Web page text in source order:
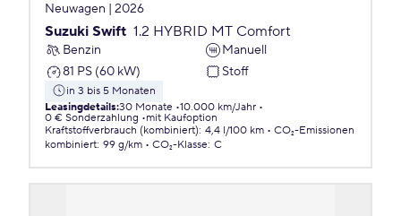
Neuwagen | 2026
Suzuki Swift 1.2 HYBRID MT Comfort
Benzin
Manuell
81 PS (60 kW)
Stoff
in 3 bis 5 Monaten
Leasingdetails:30 Monate 10.000 km/Jahr
0 € Sonderzahlung
mit Kaufoption
Kraftstoffverbrauch (kombiniert): 4,4 l/100 km
CO₂-Emissionen
kombiniert: 99 g/km CO₂-Klasse: C